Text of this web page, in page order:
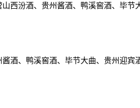
西汾酒、贵州酱酒、鸭溪窖酒、毕节
酒、鸭溪窖酒、毕节大曲、贵州迎宾